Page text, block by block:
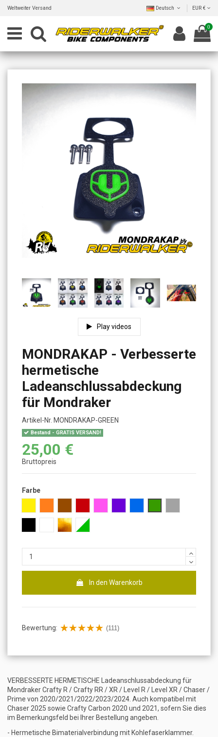
Weltweiter Versand Deutsch EUR €
0
Play videos
MONDRAKAP - Verbesserte
hermetische
Ladeanschlussabdeckung
für Mondraker
Artikel-Nr. MONDRAKAP-GREEN
Bestand - GRATIS VERSAND!
25,00 €
Bruttopreis
Farbe
Weiß Gold Fluoreszierend
In den Warenkorb
Bewertung: (111)
VERBESSERTE HERMETISCHE Ladeanschlussabdeckung für
Mondraker Crafty R / Crafty RR / XR / Level R / Level XR / Chaser /
Prime von 2020/2021/2022/2023/2024. Auch kompatibel mit
Chaser 2025 sowie Crafty Carbon 2020 und 2021, sofern Sie dies
im Bemerkungsfeld bei Ihrer Bestellung angeben.
- Hermetische Bimaterialverbindung mit Kohlefaserklammer.